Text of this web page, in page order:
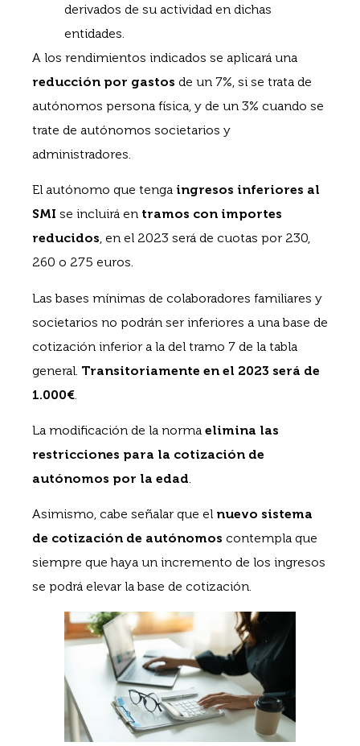
derivados de su actividad en dichas
entidades.
A los rendimientos indicados se aplicará una
reducción por gastos de un 7%, si se trata de
autónomos persona física, y de un 3% cuando se
trate de autónomos societarios y
administradores.
El autónomo que tenga ingresos inferiores al
SMI se incluirá en tramos con importes
reducidos, en el 2023 será de cuotas por 230,
260 o 275 euros.
Las bases mínimas de colaboradores familiares y
societarios no podrán ser inferiores a una base de
cotización inferior a la del tramo 7 de la tabla
general. Transitoriamente en el 2023 será de
1.000€
La modificación de la norma elimina las
restricciones para la cotización de
autónomos por la edad.
Asimismo, cabe señalar que el nuevo sistema
de cotización de autónomos contempla que
siempre que haya un incremento de los ingresos
se podrá elevar la base de cotización.